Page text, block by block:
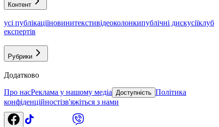
Контент
усі публікаціїновинитекстивідеоколонкипублічні дискусіїклуб
експертів
Рубрики
Додатково
Про насРеклама у нашому медіа Доступність Політика
конфіденційностізв'яжіться з нами